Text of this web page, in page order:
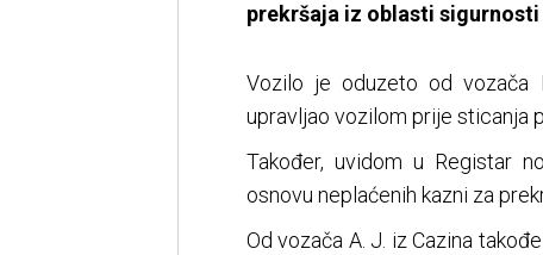
prekršaja iz oblasti sigurnosti
Vozilo je oduzeto od vozača
upravljao vozilom prije sticanja
Također, uvidom u Registar
osnovu neplaćenih kazni za
Od vozača A. J. iz Cazina